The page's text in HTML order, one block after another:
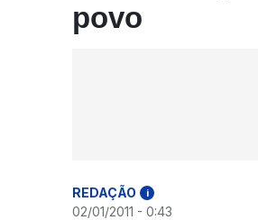
povo
REDAÇÃO i
02/01/2011 - 0:43